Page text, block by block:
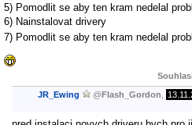
5) Pomodlit se aby ten kram nedelal
6) Nainstalovat drivery
7) Pomodlit se aby ten kram nedelal
JR_Ewing @Flash_Gordon